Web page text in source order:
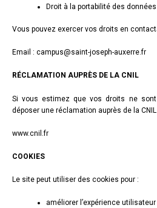
Droit à la portabilité des données
Vous pouvez exercer vos droits en
Email : campus@saint-joseph-auxerre.fr
RÉCLAMATION AUPRÈS DE LA CNIL
Si vous estimez que vos droits ne
déposer une réclamation auprès de la CNIL
www.cnil.fr
COOKIES
Le site peut utiliser des cookies pour :
améliorer l’expérience utilisateur